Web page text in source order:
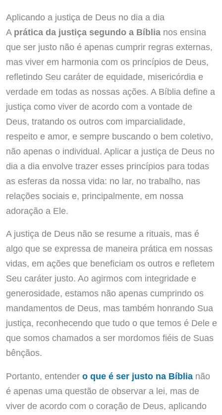
Aplicando a justiça de Deus no dia a dia
A prática da justiça segundo a Bíblianos ensina
que ser justo não é apenas cumprir regras externas,
mas viver em harmonia com os princípios de Deus,
refletindo Seu caráter de equidade, misericórdia e
verdade em todas as nossas ações. A Bíblia define a
justiça como viver de acordo com a vontade de
Deus, tratando os outros com imparcialidade,
respeito e amor, e sempre buscando o bem coletivo,
não apenas o individual. Aplicar a justiça de Deus no
dia a dia envolve trazer esses princípios para todas
as esferas da nossa vida: no lar, no trabalho, nas
relações sociais e, principalmente, em nossa
adoração a Ele.
A justiça de Deus não se resume a rituais, mas é
algo que se expressa de maneira prática em nossas
vidas, em ações que beneficiam os outros e refletem
Seu caráter justo. Ao agirmos com integridade e
generosidade, estamos não apenas cumprindo os
mandamentos de Deus, mas também honrando Sua
justiça, reconhecendo que tudo o que temos é Dele e
que somos chamados a ser mordomos fiéis de Suas
bênçãos.
Portanto, entender o que é ser justo na Bíblianão
é apenas uma questão de observar a lei, mas de
viver de acordo com o coração de Deus, aplicando